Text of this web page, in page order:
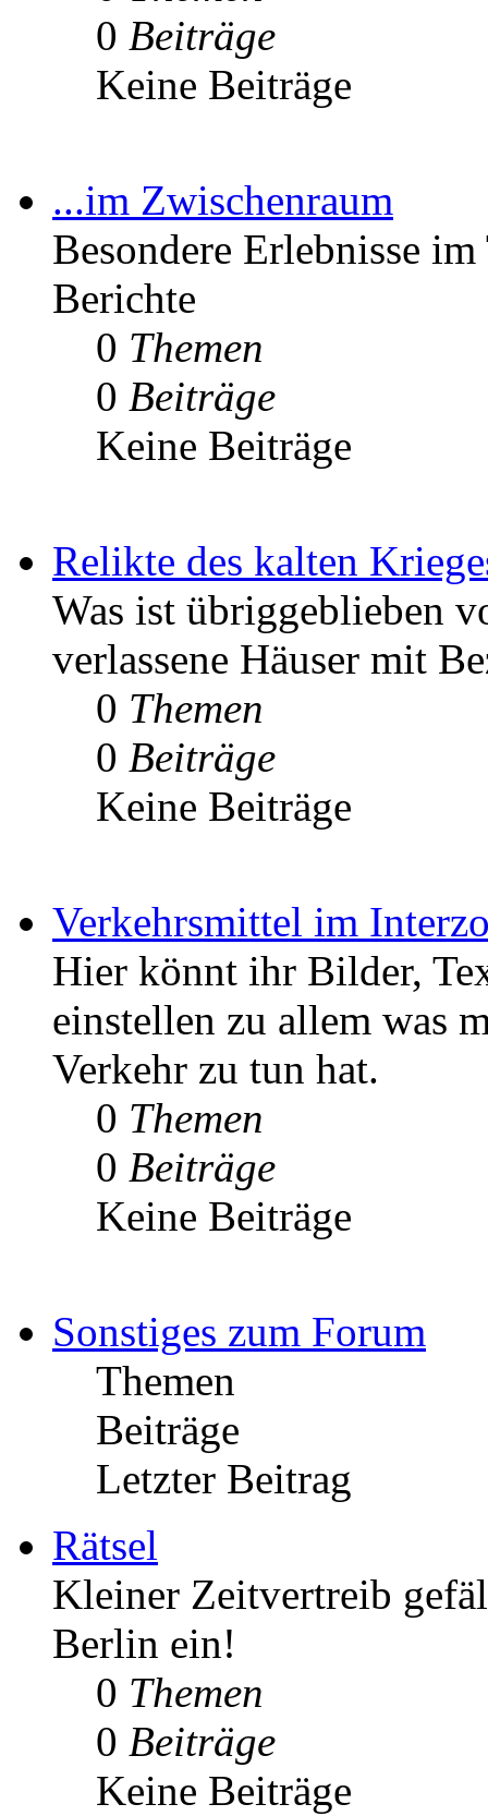
0 Beiträge
Keine Beiträge
...im Zwischenraum
Besondere Erlebnisse
Berichte
0 Themen
0 Beiträge
Keine Beiträge
Relikte des kalten
Was ist übriggeblieben
verlassene Häuser mit
0 Themen
0 Beiträge
Keine Beiträge
Verkehrsmittel im
Hier könnt ihr Bilder,
einstellen zu allem was
Verkehr zu tun hat.
0 Themen
0 Beiträge
Keine Beiträge
Sonstiges zum Forum
Themen
Beiträge
Letzter Beitrag
Rätsel
Kleiner Zeitvertreib
Berlin ein!
0 Themen
0 Beiträge
Keine Beiträge